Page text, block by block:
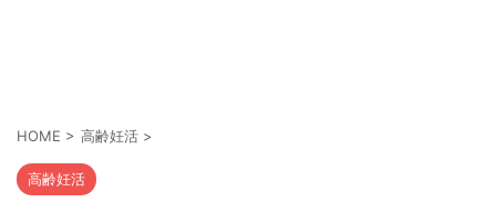
HOME > 高齢妊活 >
高齢妊活